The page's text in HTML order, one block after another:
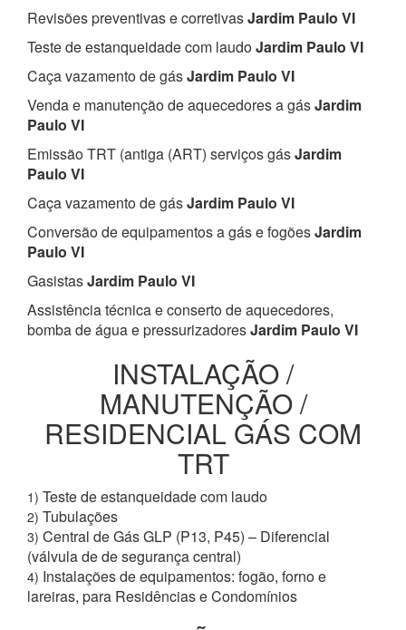
Revisões preventivas e corretivasJardim Paulo VI
Teste de estanqueidade com laudoJardim Paulo VI
Caça vazamento de gásJardim Paulo VI
Venda e manutenção de aquecedores a gásJardim
Paulo VI
Emissão TRT (antiga (ART) serviços gásJardim
Paulo VI
Caça vazamento de gásJardim Paulo VI
Conversão de equipamentos a gás e fogõesJardim
Paulo VI
GasistasJardim Paulo VI
Assistência técnica e conserto de aquecedores,
bomba de água e pressurizadoresJardim Paulo VI
INSTALAÇÃO /
MANUTENÇÃO /
RESIDENCIAL GÁS COM
TRT
1) Teste de estanqueidade com laudo
2) Tubulações
3) Central de Gás GLP (P13, P45) – Diferencial
(válvula de de segurança central)
4) Instalações de equipamentos: fogão, forno e
lareiras, para Residências e Condomínios